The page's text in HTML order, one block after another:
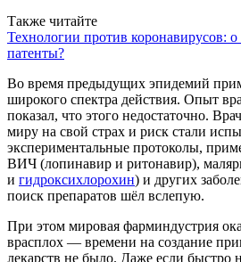
Также читайте
Технологии против коронавирусов: о
патенты?
Во время предыдущих эпидемий
широкого спектра действия. Опыт
показал, что этого недостаточно.
миру на свой страх и риск стали
экспериментальные протоколы,
ВИЧ (лопинавир и ритонавир),
и гидроксихлорохин) и других
поиск препаратов шёл вслепую.
При этом мировая фарминдустрия
врасплох — времени на создание
лекарств не было. Даже если быстро